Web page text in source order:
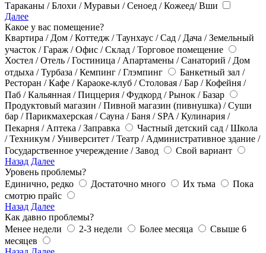
Тараканы / Блохи / Муравьи / Сеноед / Кожеед/ Вши
Далее
Какое у вас помещение?
Квартира / Дом / Коттедж / Таунхаус / Сад / Дача / Земельный
участок / Гараж / Офис / Склад / Торговое помещение
Хостел / Отель / Гостиница / Апартамены / Санаторий / Дом
отдыха / Турбаза / Кемпинг / Глэмпинг
Банкетный зал /
Ресторан / Кафе / Караоке-клуб / Столовая / Бар / Кофейня /
Паб / Кальянная / Пиццерия / Фудкорд / Рынок / Базар
Продуктовый магазин / Пивной магазин (пивнушка) / Суши
бар / Парикмахерская / Сауна / Баня / SPA / Кулинария /
Пекарня / Аптека / Заправка
Частный детский сад / Школа
/ Техникум / Университет / Театр / Административное здание /
Государственное учереждение / Завод
Свой вариант
Назад Далее
Уровень проблемы?
Единично, редко
Достаточно много Их тьма
Пока
смотрю прайс
Назад Далее
Как давно проблемы?
Менее недели
2-3 недели Более месяца
Свыше 6
месяцев